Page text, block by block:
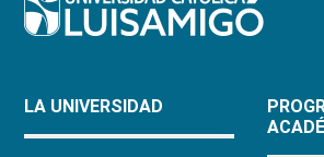
LA UNIVERSIDAD